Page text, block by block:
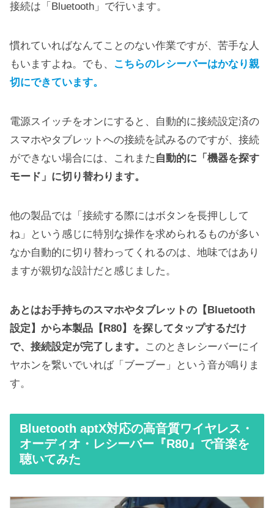
接続は「Bluetooth」で行います。
慣れていればなんてことのない作業ですが、苦手な人
もいますよね。でも、
こちらのレシーバーはかなり親
切にできています。
電源スイッチをオンにすると、自動的に接続設定済の
スマホやタブレットへの接続を試みるのですが、接続
ができない場合には、これまた 自動的に「機器を探す
モード」に切り替わります。
他の製品では「接続する際にはボタンを長押しして
ね」という感じに特別な操作を求められるものが多い
なか自動的に切り替わってくれるのは、地味ではあり
ますが親切な設計だと感じました。
あとはお手持ちのスマホやタブレットの【Bluetooth
設定】から本製品【R80】を探してタップするだけ
で、接続設定が完了します。
このときレシーバーにイ
ヤホンを繋いでいれば「ブーブー」という音が鳴りま
す。
Bluetooth aptX対応の高音質ワイヤレス・
オーディオ・レシーバー『R80』で音楽を
聴いてみた